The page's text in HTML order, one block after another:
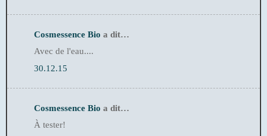
Cosmessence Bio a dit…
Avec de l'eau....
30.12.15
Cosmessence Bio a dit…
À tester!